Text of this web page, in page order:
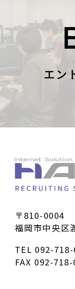
エン
〒810-0004
福岡市中央区
TEL 092-
FAX 092-